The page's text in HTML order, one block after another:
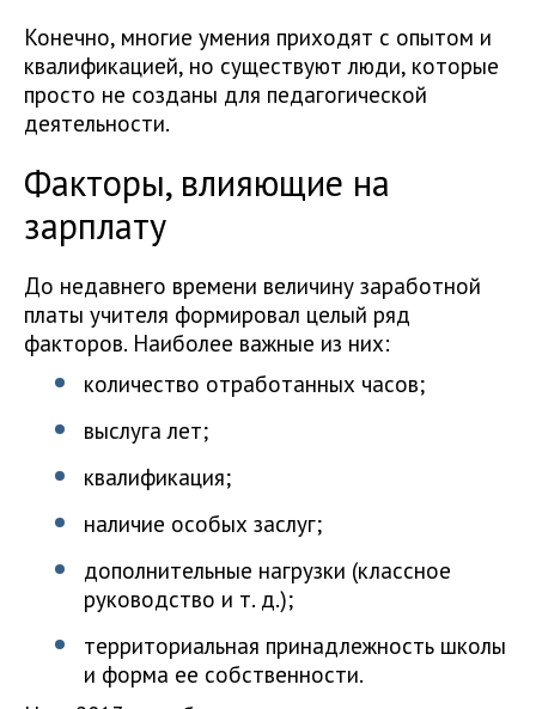
Конечно, многие умения приходят с опытом и
квалификацией, но существуют люди, которые
просто не созданы для педагогической
деятельности.
Факторы, влияющие на
зарплату
До недавнего времени величину заработной
платы учителя формировал целый ряд
факторов. Наиболее важные из них:
количество отработанных часов;
выслуга лет;
квалификация;
наличие особых заслуг;
дополнительные нагрузки (классное
руководство и т. д.);
территориальная принадлежность школы
и форма ее собственности.